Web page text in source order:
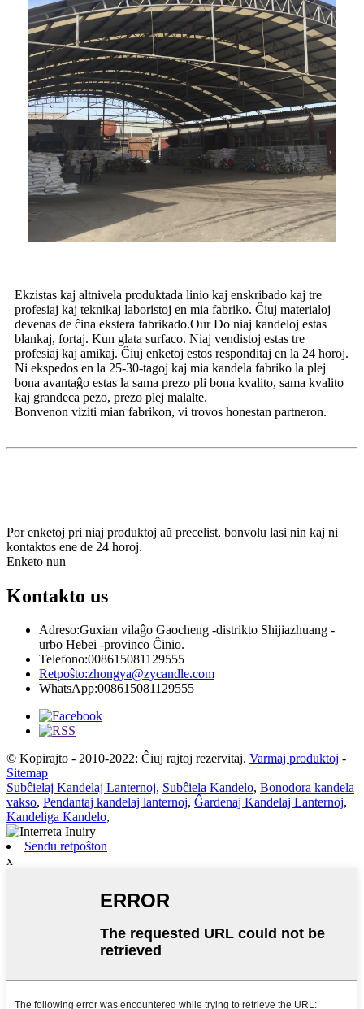
Ekzistas kaj altnivela produktada linio kaj enskribado kaj tre
profesiaj kaj teknikaj laboristoj en mia fabriko. Ĉiuj materialoj
devenas de ĉina ekstera fabrikado.Our Do niaj kandeloj estas
blankaj, fortaj. Kun glata surfaco. Niaj vendistoj estas tre
profesiaj kaj amikaj. Ĉiuj enketoj estos responditaj en la 24 horoj.
Ni ekspedos en la 25-30-tagoj kaj mia kandela fabriko la plej
bona avantaĝo estas la sama prezo pli bona kvalito, sama kvalito
kaj grandeca pezo, prezo plej malalte.
Bonvenon viziti mian fabrikon, vi trovos honestan partneron.
Por enketoj pri niaj produktoj aŭ precelist, bonvolu lasi nin kaj ni
kontaktos ene de 24 horoj.
Enketo nun
Kontakto us
Adreso:Guxian vilaĝo Gaocheng -distrikto Shijiazhuang -
urbo Hebei -provinco Ĉinio.
Telefono:008615081129555
Retpoŝto:zhongya@zycandle.com
WhatsApp:008615081129555
© Kopirajto - 2010-2022: Ĉiuj rajtoj rezervitaj. Varmaj produktoj -
Sitemap
Subĉielaj Kandelaj Lanternoj, Subĉiela Kandelo, Bonodora kandela
vakso, Pendantaj kandelaj lanternoj, Ĝardenaj Kandelaj Lanternoj,
Kandeliga Kandelo,
Sendu retpoŝton
x